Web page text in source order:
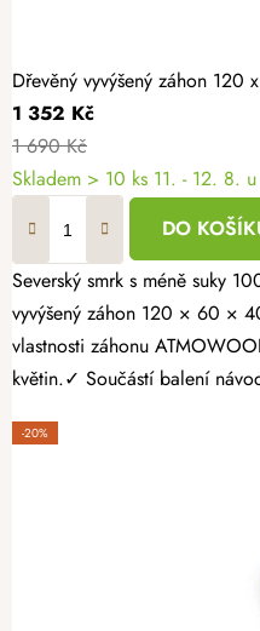
Dřevěný vyvýšený záhon
1 352 Kč
1 690 Kč
Skladem > 10 ks 11. - 12. 8.
DO
Severský smrk s méně suky 100% přírodní materiál Čtyřstranně hoblovaný masiv Vypěstujte si čerstvé bylinky, zeleninu nebo jahody v záhonu, který spojuje přírodní vzhled s dlouhou životností. Dřevěný
vyvýšený záhon 120 × 60 ×
vlastnosti záhonu
květin.✓ Součástí balení
-20%